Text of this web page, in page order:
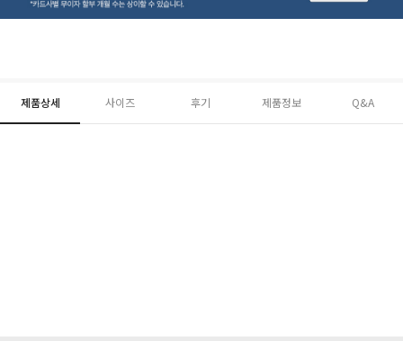
제품상세 사이즈 후기 제품정보 Q&A